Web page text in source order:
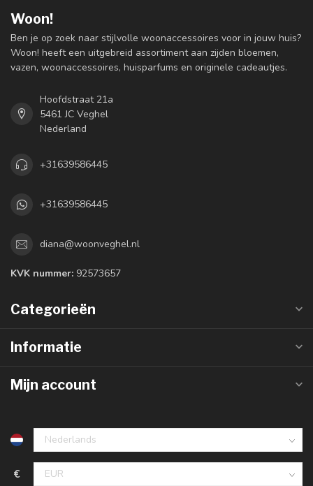
Woon!
Ben je op zoek naar stijlvolle woonaccessoires voor in jouw huis?
Woon! heeft een uitgebreid assortiment aan zijden bloemen,
vazen, woonaccessoires, huisparfums en originele cadeautjes.
Hoofdstraat 21a
5461 JC Veghel
Nederland
+31639586445
+31639586445
diana@woonveghel.nl
KVK nummer: 92573657
Categorieën
Informatie
Mijn account
€